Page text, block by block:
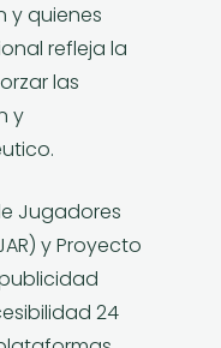
y quienes
refleja la
las
y
Jugadores
y Proyecto
24